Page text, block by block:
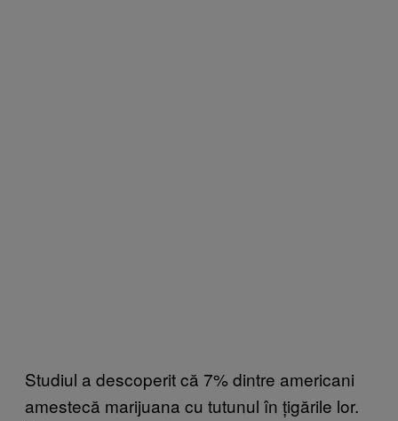
Studiul a descoperit că 7% dintre americani
amestecă marijuana cu tutunul în țigările lor.